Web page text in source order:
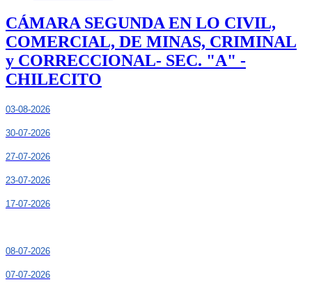
CÁMARA SEGUNDA EN LO CIVIL,
COMERCIAL, DE MINAS, CRIMINAL
y CORRECCIONAL- SEC. "A" -
CHILECITO
03-08-2026
30-07-2026
27-07-2026
23-07-2026
17-07-2026
08-07-2026
07-07-2026